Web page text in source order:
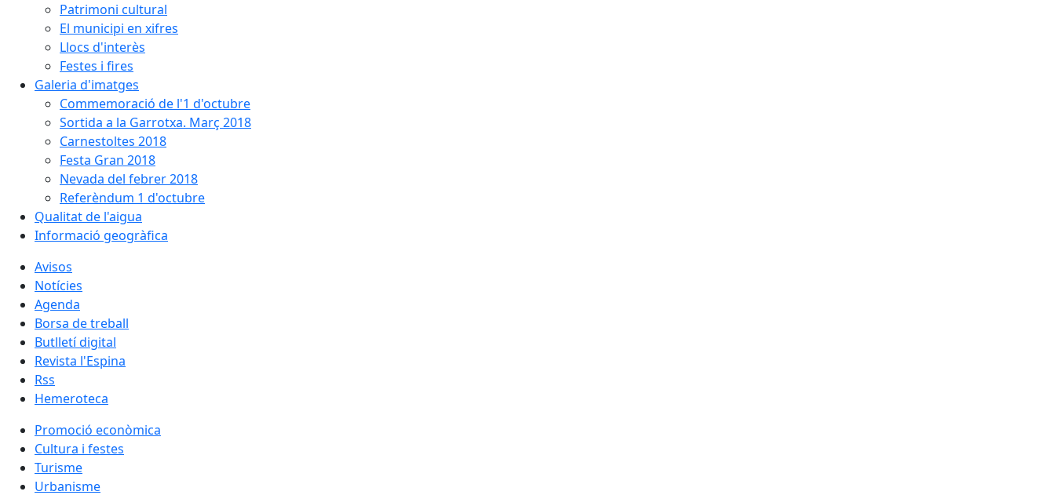
Patrimoni cultural
El municipi en xifres
Llocs d'interès
Festes i fires
Galeria d'imatges
Commemoració de l'1 d'octubre
Sortida a la Garrotxa. Març 2018
Carnestoltes 2018
Festa Gran 2018
Nevada del febrer 2018
Referèndum 1 d'octubre
Qualitat de l'aigua
Informació geogràfica
Avisos
Notícies
Agenda
Borsa de treball
Butlletí digital
Revista l'Espina
Rss
Hemeroteca
Promoció econòmica
Cultura i festes
Turisme
Urbanisme